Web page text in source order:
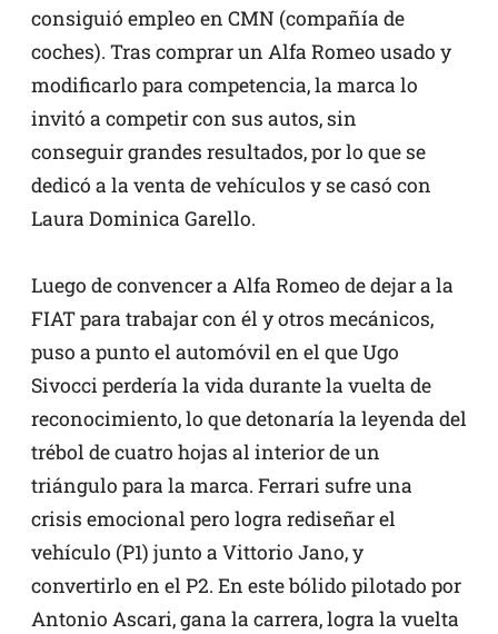
consiguió empleo en CMN (compañía de
coches). Tras comprar un Alfa Romeo usado y
modificarlo para competencia, la marca lo
invitó a competir con sus autos, sin
conseguir grandes resultados, por lo que se
dedicó a la venta de vehículos y se casó con
Laura Dominica Garello.
Luego de convencer a Alfa Romeo de dejar a la
FIAT para trabajar con él y otros mecánicos,
puso a punto el automóvil en el que Ugo
Sivocci perdería la vida durante la vuelta de
reconocimiento, lo que detonaría la leyenda del
trébol de cuatro hojas al interior de un
triángulo para la marca. Ferrari sufre una
crisis emocional pero logra rediseñar el
vehículo (P1) junto a Vittorio Jano, y
convertirlo en el P2. En este bólido pilotado por
Antonio Ascari, gana la carrera, logra la vuelta